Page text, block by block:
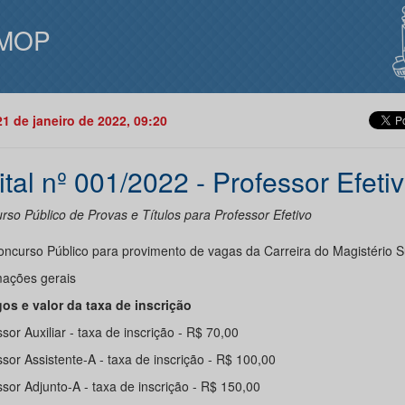
de janeiro de 2022, 09:20
nº 001/2022 - Professor
Público de Provas e Títulos para Professor Efetivo
Público para provimento de vagas da Carreira do Magistério
gerais
e valor da taxa de inscrição
Auxiliar - taxa de inscrição - R$ 70,00
Assistente-A - taxa de inscrição - R$ 100,00
Adjunto-A - taxa de inscrição - R$ 150,00